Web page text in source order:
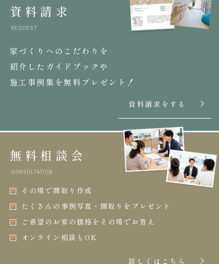
資料請求
REQUEST
家づくりへのこだわりを
紹介したガイドブックや
施工事例集を無料プレゼント！
資料請求をする
無料相談会
CONSULTATION
その場で間取り作成
たくさんの事例写真・間取りをプレゼント
ご希望のお家の価格をその場でお答え
オンライン相談もOK
詳しくはこちら